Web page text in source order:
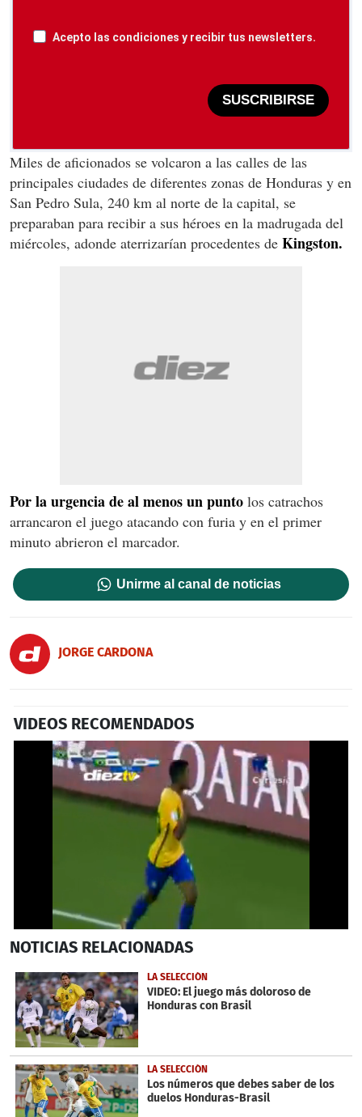
Acepto las condiciones y recibir tus newsletters.
SUSCRIBIRSE
Miles de aficionados se volcaron a las calles de las
principales ciudades de diferentes zonas de Honduras y en
San Pedro Sula, 240 km al norte de la capital, se
preparaban para recibir a sus héroes en la madrugada del
miércoles, adonde aterrizarían procedentes de Kingston.
Por la urgencia de al menos un punto los catrachos
arrancaron el juego atacando con furia y en el primer
minuto abrieron el marcador.
Unirme al canal de noticias
JORGE CARDONA
VIDEOS RECOMENDADOS
seconds
1
minute,
8
seconds
NOTICIAS RELACIONADAS
LA SELECCIÓN
VIDEO: El juego más doloroso de
Honduras con Brasil
LA SELECCIÓN
Los números que debes saber de los
duelos Honduras-Brasil